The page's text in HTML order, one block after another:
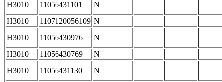
H3010
11056431101
N
H3010
1107120056109 N
H3010
11056430976
N
H3010
11056430769
N
H3010
11056431130
N